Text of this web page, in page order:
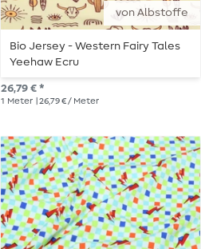
von Albstoffe
Bio Jersey - Western Fairy Tales
Yeehaw Ecru
26,79 € *
1 Meter | 26,79 € / Meter